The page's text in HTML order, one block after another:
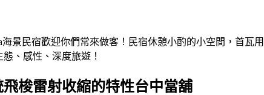
民宿歡迎你們常來做客！民宿休憩小酌的小空間，首瓦
、感性、深度旅遊！
梭雷射收縮的特性台中當舖